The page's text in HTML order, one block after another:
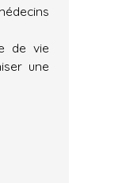
de vie
une